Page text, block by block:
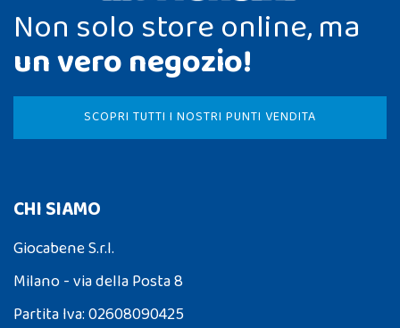
Non solo store online, ma
un vero negozio!
SCOPRI TUTTI I NOSTRI PUNTI VENDITA
CHI SIAMO
Giocabene S.r.l.
Milano - via della Posta 8
Partita Iva: 02608090425